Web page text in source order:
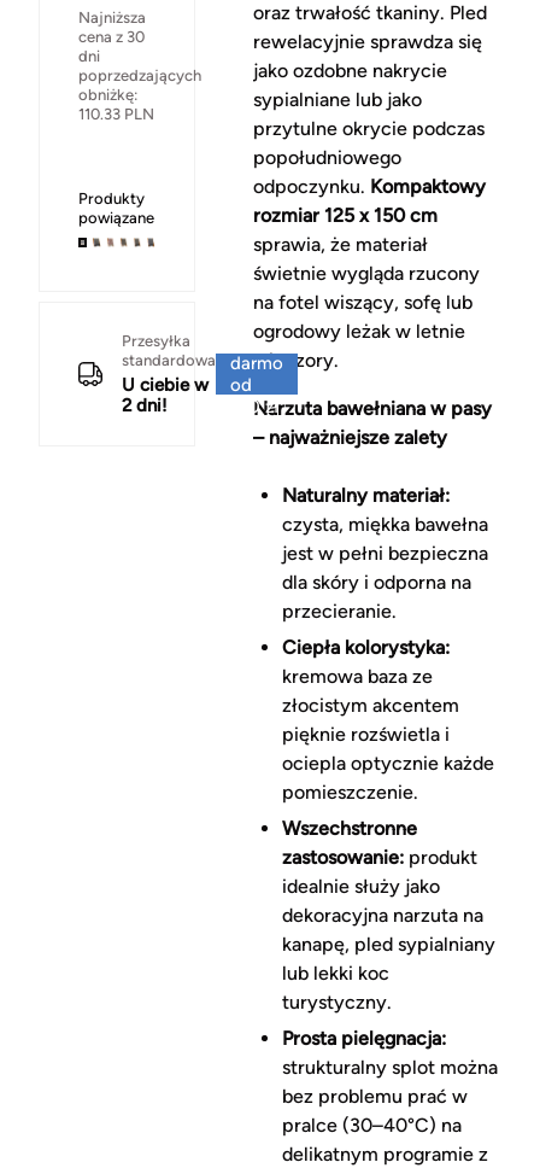
Najniższa
cena z 30
dni
poprzedzających
obniżkę:
110.33 PLN
Produkty
powiązane
Przesyłka
standardowa
U ciebie w
2 dni!
darmo
od
150 zł
oraz trwałość tkaniny. Pled
rewelacyjnie sprawdza się
jako ozdobne nakrycie
sypialniane lub jako
przytulne okrycie podczas
popołudniowego
odpoczynku. Kompaktowy
rozmiar 125 x 150 cm
sprawia, że materiał
świetnie wygląda rzucony
na fotel wiszący, sofę lub
ogrodowy leżak w letnie
wieczory.
Narzuta bawełniana w pasy
– najważniejsze zalety
Naturalny materiał:
czysta, miękka bawełna
jest w pełni bezpieczna
dla skóry i odporna na
przecieranie.
Ciepła kolorystyka:
kremowa baza ze
złocistym akcentem
pięknie rozświetla i
ociepla optycznie każde
pomieszczenie.
Wszechstronne
zastosowanie:produkt
idealnie służy jako
dekoracyjna narzuta na
kanapę, pled sypialniany
lub lekki koc
turystyczny.
Prosta pielęgnacja:
strukturalny splot można
bez problemu prać w
pralce (30–40°C) na
delikatnym programie z